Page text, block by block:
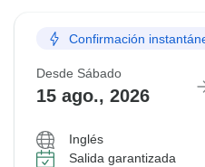
Confirmación
Desde Sábado
15 ago., 2026
Inglés
Salida garantizada